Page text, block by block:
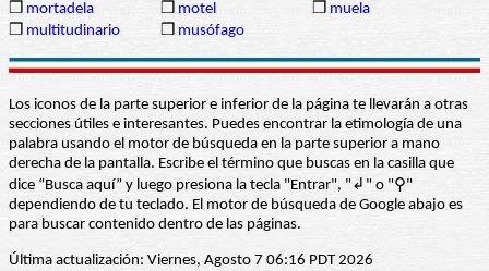
❒ mortadela ❒ motel ❒ muela
❒ multitudinario ❒ musófago
Los iconos de la parte superior e inferior de la página te llevarán a otras
secciones útiles e interesantes. Puedes encontrar la etimología de una
palabra usando el motor de búsqueda en la parte superior a mano
derecha de la pantalla. Escribe el término que buscas en la casilla que
dice “Busca aquí” y luego presiona la tecla "Entrar", "↲" o "⚲"
dependiendo de tu teclado. El motor de búsqueda de Google abajo es
para buscar contenido dentro de las páginas.
Última actualización: Viernes, Agosto 7 06:16 PDT 2026